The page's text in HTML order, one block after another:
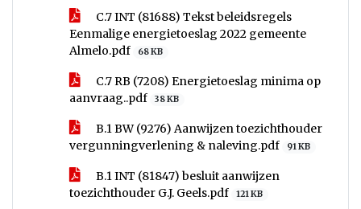
C.7 INT (81688) Tekst beleidsregels
Eenmalige energietoeslag 2022 gemeente
Almelo.pdf
68 KB
C.7 RB (7208) Energietoeslag minima op
aanvraag..pdf
38 KB
B.1 BW (9276) Aanwijzen toezichthouder
vergunningverlening & naleving.pdf
91 KB
B.1 INT (81847) besluit aanwijzen
toezichthouder G.J. Geels.pdf
121 KB